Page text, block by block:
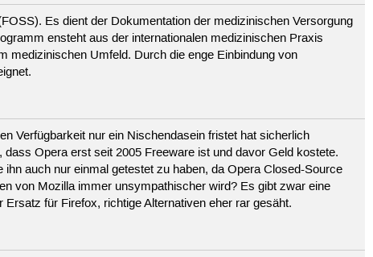
Es dient der Dokumentation der medizinischen Versorgung
ensteht aus der internationalen medizinischen Praxis
medizinischen Umfeld. Durch die enge Einbindung von
Verfügbarkeit nur ein Nischendasein fristet hat sicherlich
Opera erst seit 2005 Freeware ist und davor Geld kostete.
auch nur einmal getestet zu haben, da Opera Closed-Source
von Mozilla immer unsympathischer wird? Es gibt zwar eine
für Firefox, richtige Alternativen eher rar gesäht.